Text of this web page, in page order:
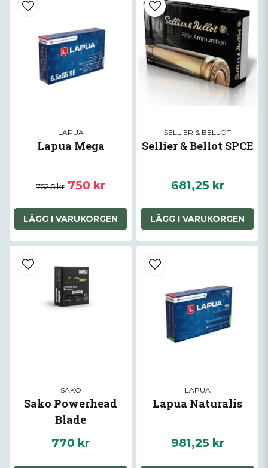
LAPUA
Lapua Mega
752,5 kr 750 kr
LÄGG I VARUKORGEN
SELLIER & BELLOT
Sellier & Bellot SPCE
681,25 kr
LÄGG I VARUKORGEN
SAKO
Sako Powerhead
Blade
770 kr
LAPUA
Lapua Naturalis
981,25 kr